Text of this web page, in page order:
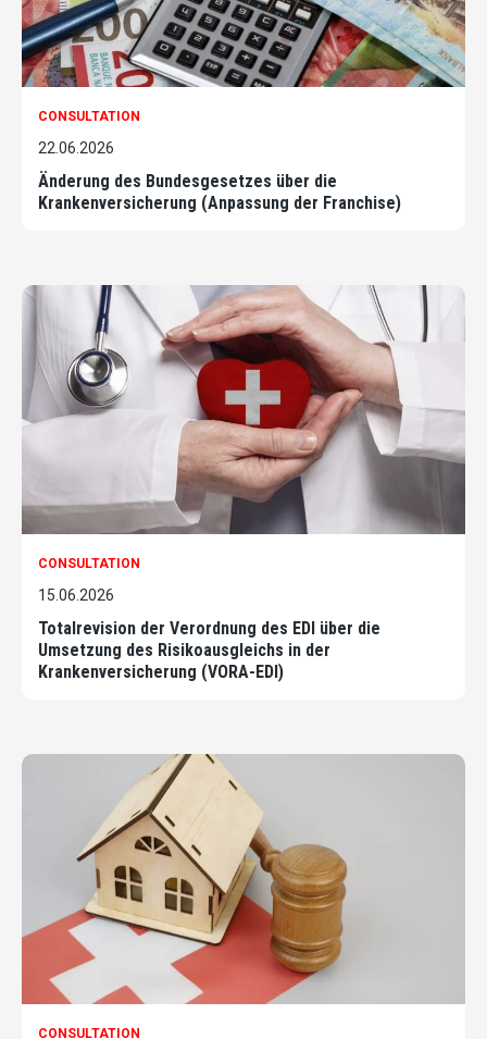
CONSULTATION
22.06.2026
Änderung des Bundesgesetzes über die
Krankenversicherung (Anpassung der Franchise)
CONSULTATION
15.06.2026
Totalrevision der Verordnung des EDI über die
Umsetzung des Risikoausgleichs in der
Krankenversicherung (VORA-EDI)
CONSULTATION